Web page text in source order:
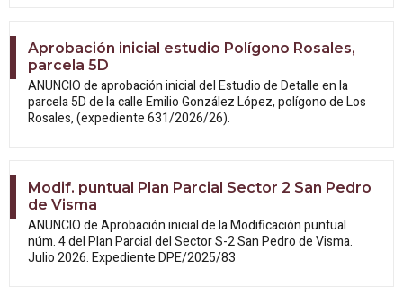
Aprobación inicial estudio Polígono Rosales,
parcela 5D
ANUNCIO de aprobación inicial del Estudiode Detalle en la
parcela 5D de la calle Emilio González López, polígono de Los
Rosales, (expediente 631/2026/26).
Modif. puntual Plan Parcial Sector 2 San Pedro
de Visma
ANUNCIO de Aprobación inicial de laModificación puntual
núm. 4 del Plan Parcial del Sector S-2 San Pedro de Visma.
Julio 2026. Expediente DPE/2025/83